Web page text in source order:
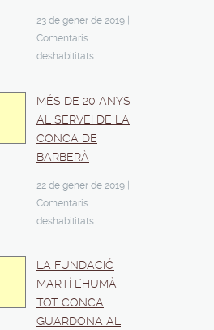
23 de gener de 2019
Comentaris
deshabilitats
MÉS DE 20 ANYS
AL SERVEI DE LA
CONCA DE
BARBERÀ
22 de gener de 2019 |
Comentaris
deshabilitats
LA FUNDACIÓ
MARTÍ L’HUMÀ
TOT CONCA
GUARDONA AL